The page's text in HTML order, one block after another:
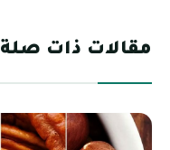
مقالات ذات صلة